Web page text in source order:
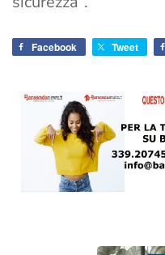
Facebook Tweet